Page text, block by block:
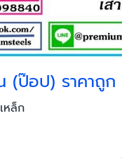
(ป๊อป) ราคาถูก
หล็ก